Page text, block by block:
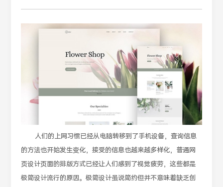
人们的上网习惯已经从电脑转移到了手机设备，查询信息
的方法也开始发生变化，接受的信息也越来越多样化，普通网
页设计页面的排版方式已经让人们感到了视觉疲劳，这些都是
极简设计流行的原因。极简设计虽说简约但并不意味着缺乏创